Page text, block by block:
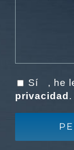
Sí , he
privacidad.